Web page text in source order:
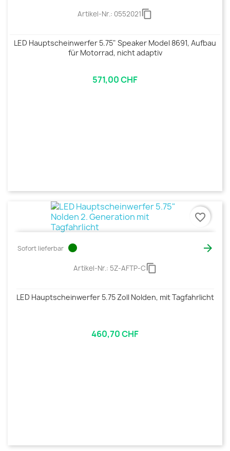
Artikel-Nr.: 0552021content_copy
LED Hauptscheinwerfer 5.75" Speaker Model 8691, Aufbau
für Motorrad, nicht adaptiv
571,00 CHF
Sofort lieferbar circle 
Artikel-Nr.: 5Z-AFTP-Ccontent_copy
LED Hauptscheinwerfer 5.75 Zoll Nolden, mit Tagfahrlicht
460,70 CHF
favorite_border